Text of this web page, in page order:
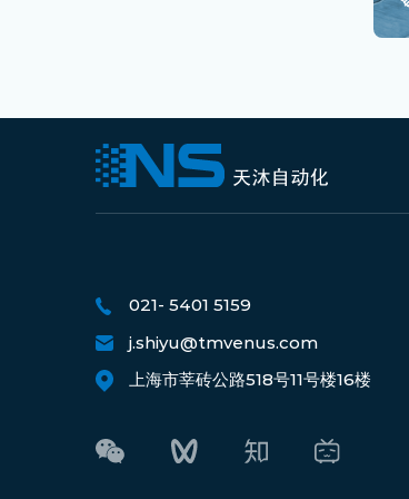
021- 5401 5159
j.shiyu@tmvenus.com
上海市莘砖公路518号11号楼16楼